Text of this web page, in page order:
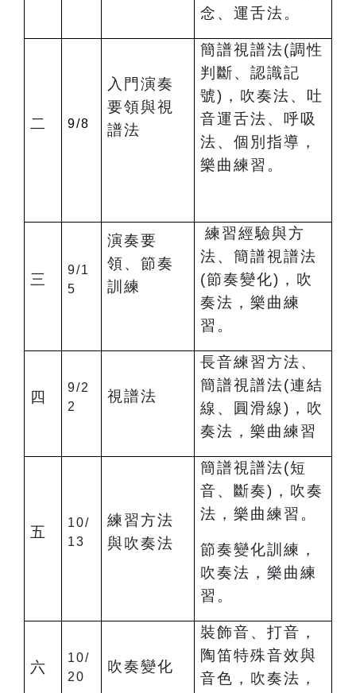
念、運舌法。
二 9/8
入門演奏
要領與視
譜法
簡譜視譜法(調性
判斷、認識記
號)，吹奏法、吐
音運舌法、呼吸
法、個別指導，
樂曲練習。
三
9/1
5
演奏要
領、節奏
訓練
練習經驗與方
法、簡譜視譜法
(節奏變化)，吹
奏法，樂曲練
習。
四
9/2
2
視譜法
長音練習方法、
簡譜視譜法(連結
線、圓滑線)，吹
奏法，樂曲練習
五
10/
13
練習方法
與吹奏法
簡譜視譜法(短
音、斷奏)，吹奏
法，樂曲練習。
節奏變化訓練，
吹奏法，樂曲練
習。
六
10/
20
吹奏變化
裝飾音、打音，
陶笛特殊音效與
音色，吹奏法，